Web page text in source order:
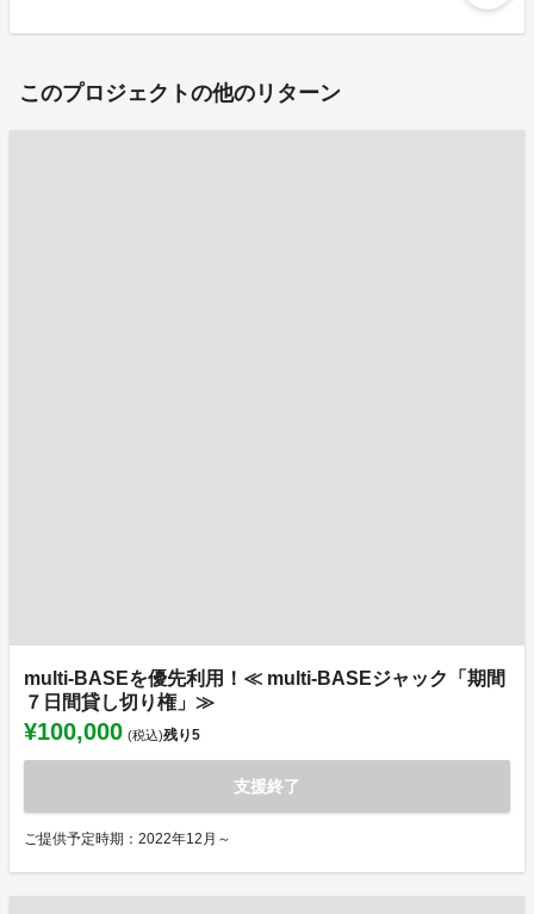
このプロジェクトの他のリターン
multi-BASEを優先利用！≪ multi-BASEジャック「期間
７日間貸し切り権」≫
¥100,000 (税込)残り5
支援終了
ご提供予定時期：2022年12月～